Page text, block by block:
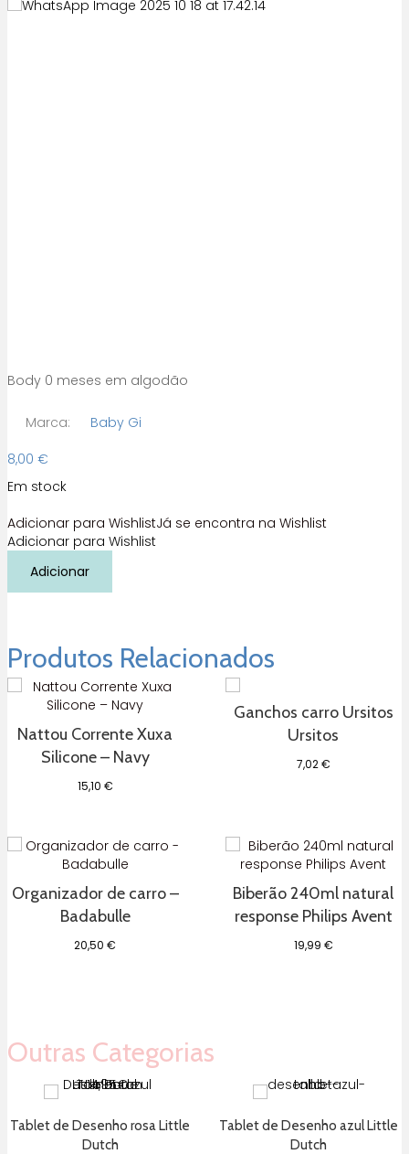
Body 0 meses em algodão
Marca:
Baby Gi
8,00 €
Em stock
Adicionar para WishlistJá se encontra na Wishlist
Adicionar para Wishlist
Body
0
meses
com
lacinhos
branco
Mighty
Adicionar
Produtos Relacionados
Nattou Corrente Xuxa
Silicone – Navy
15,10 €
Ganchos carro Ursitos
Ursitos
7,02€
Organizador de carro –
Badabulle
20,50€
Biberão 240ml natural
response Philips Avent
19,99 €
Outras Categorias
Tablet de Desenho rosa Little
Dutch
Tablet de Desenho azul Little
Dutch